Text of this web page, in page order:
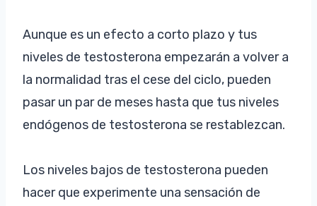
Aunque es un efecto a corto plazo y tus
niveles de testosterona empezarán a volver a
la normalidad tras el cese del ciclo, pueden
pasar un par de meses hasta que tus niveles
endógenos de testosterona se restablezcan.
Los niveles bajos de testosterona pueden
hacer que experimente una sensación de